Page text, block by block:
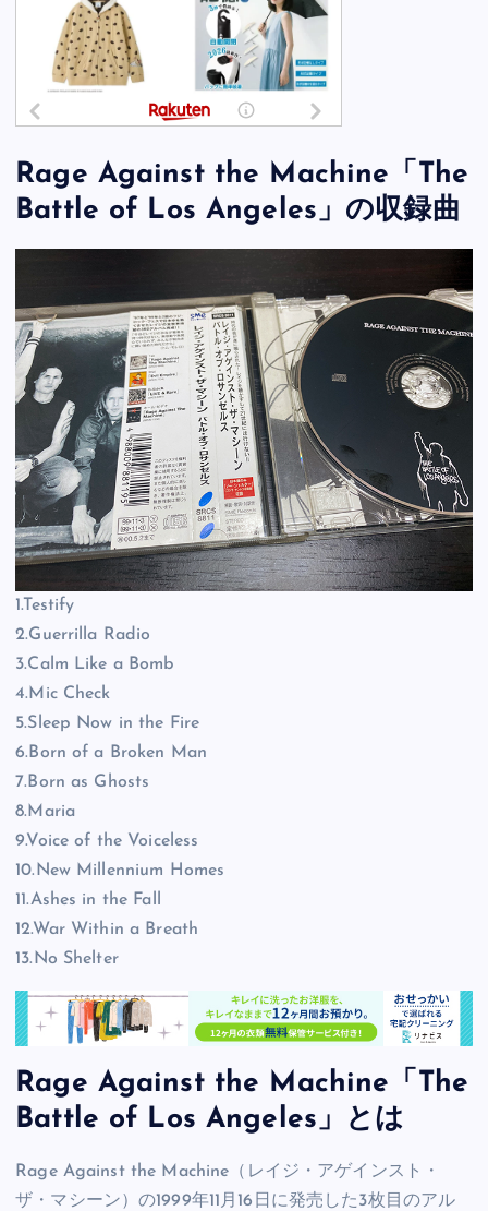
Rage Against the Machine「The
Battle of Los Angeles」の収録曲
1.Testify
2.Guerrilla Radio
3.Calm Like a Bomb
4.Mic Check
5.Sleep Now in the Fire
6.Born of a Broken Man
7.Born as Ghosts
8.Maria
9.Voice of the Voiceless
10.New Millennium Homes
11.Ashes in the Fall
12.War Within a Breath
13.No Shelter
Rage Against the Machine「The
Battle of Los Angeles」とは
Rage Against the Machine（レイジ・アゲインスト・
ザ・マシーン）の1999年11月16日に発売した3枚目のアル